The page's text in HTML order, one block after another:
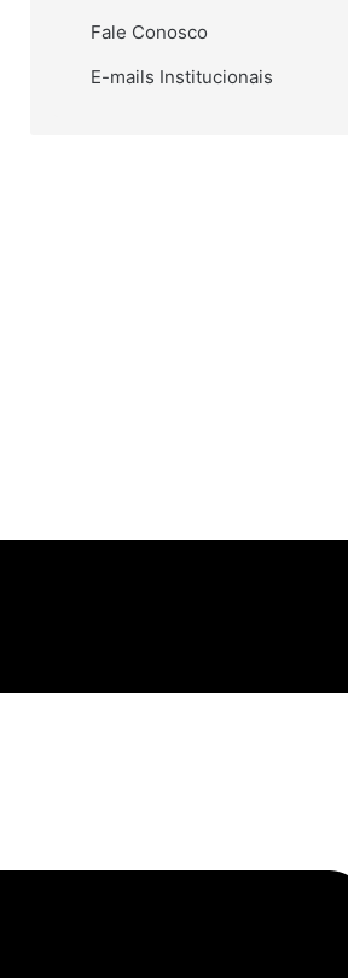
Fale Conosco
E-mails Institucionais